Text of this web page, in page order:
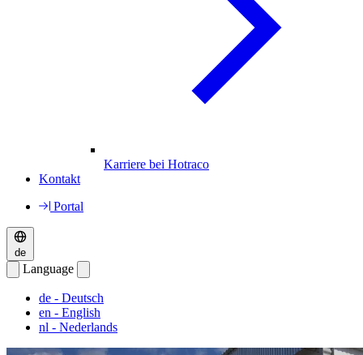
Karriere bei Hotraco
Kontakt
Portal
de
Language
de - Deutsch
en - English
nl - Nederlands